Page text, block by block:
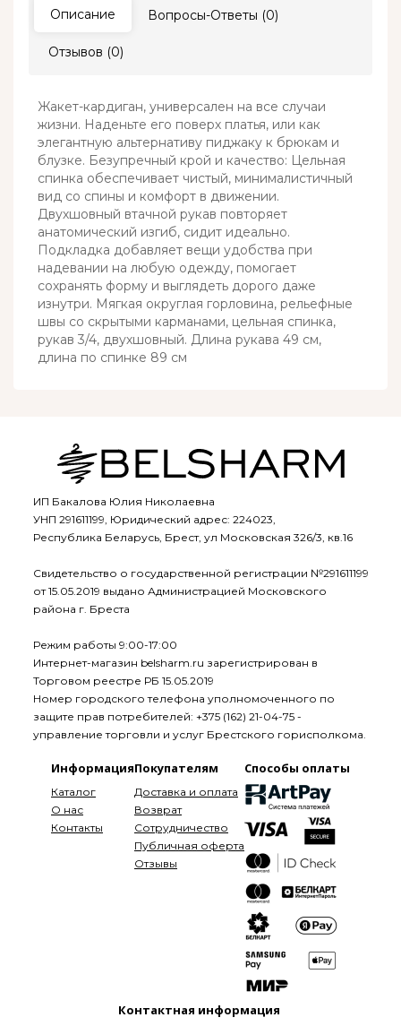
Описание Вопросы-Ответы (0)
Отзывов (0)
Жакет-кардиган, универсален на все случаи
жизни. Наденьте его поверх платья, или как
элегантную альтернативу пиджаку к брюкам и
блузке. Безупречный крой и качество: Цельная
спинка обеспечивает чистый, минималистичный
вид со спины и комфорт в движении.
Двухшовный втачной рукав повторяет
анатомический изгиб, сидит идеально.
Подкладка добавляет вещи удобства при
надевании на любую одежду, помогает
сохранять форму и выглядеть дорого даже
изнутри. Мягкая округлая горловина, рельефные
швы со скрытыми карманами, цельная спинка,
рукав 3/4, двухшовный. Длина рукава 49 см,
длина по спинке 89 см
ИП Бакалова Юлия Николаевна
УНП 291611199, Юридический адрес: 224023,
Республика Беларусь, Брест, ул Московская 326/3, кв.16
Свидетельство о государственной регистрации №291611199
от 15.05.2019 выдано Администрацией Московского
района г. Бреста
Режим работы 9:00-17:00
Интернет-магазин belsharm.ru зарегистрирован в
Торговом реестре РБ 15.05.2019
Номер городского телефона уполномоченного по
защите прав потребителей: +375 (162) 21-04-75 -
управление торговли и услуг Брестского горисполкома.
Информация
Каталог
О нас
Контакты
Покупателям
Доставка и оплата
Возврат
Сотрудничество
Публичная оферта
Отзывы
Способы оплаты
Контактная информация